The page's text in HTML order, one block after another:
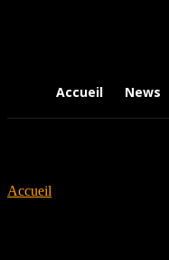
Accueil News
Accueil